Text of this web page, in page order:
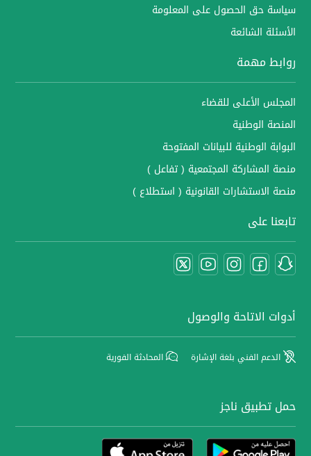
سياسة حق الحصول على المعلومة
الأسئلة الشائعة
روابط مهمة
المجلس الأعلى للقضاء
المنصة الوطنية
البوابة الوطنية للبيانات المفتوحة
منصة المشاركة المجتمعية ( تفاعل )
منصة الاستشارات القانونية ( استطلاع )
تابعنا على
أدوات الاتاحة والوصول
الدعم الفني بلغة الإشارة المحادثة الفورية
حمل تطبيق ناجز